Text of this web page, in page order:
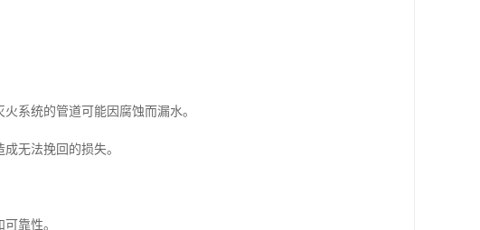
系统的管道可能因腐蚀而漏水。
无法挽回的损失。
靠性。